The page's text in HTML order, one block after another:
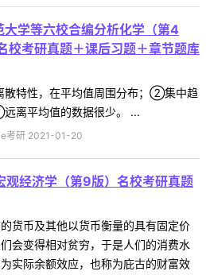
学等六校合编分析化学（第4
校考研真题＋课后习题＋章节题库
特性，在平均值周围分布；②集中趋
离平均值的数据很少。 ...
考研 2021-01-20
经济学（第9版）名校考研真题
货币及其他以货币衡量的具有固定价
会变得相对贫穷，于是人们的消费水
实际余额效应，也称为庇古的财富效